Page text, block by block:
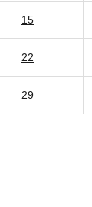
15
22
29